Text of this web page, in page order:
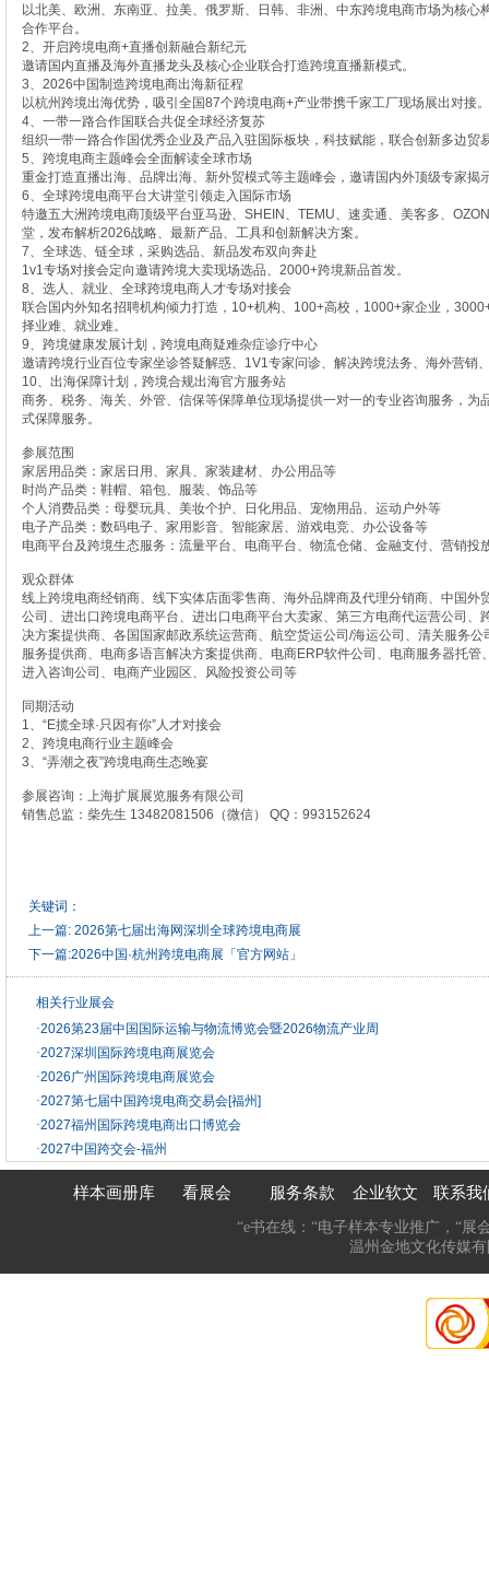
以北美、欧洲、东南亚、拉美、俄罗斯、日韩、非洲、中东跨境电商市场为核心
合作平台。
2、开启跨境电商+直播创新融合新纪元
邀请国内直播及海外直播龙头及核心企业联合打造跨境直播新模式。
3、2026中国制造跨境电商出海新征程
以杭州跨境出海优势，吸引全国87个跨境电商+产业带携千家工厂现场展出对接。
4、一带一路合作国联合共促全球经济复苏
组织一带一路合作国优秀企业及产品入驻国际板块，科技赋能，联合创新多边贸
5、跨境电商主题峰会全面解读全球市场
重金打造直播出海、品牌出海、新外贸模式等主题峰会，邀请国内外顶级专家揭
6、全球跨境电商平台大讲堂引领走入国际市场
特邀五大洲跨境电商顶级平台亚马逊、SHEIN、TEMU、速卖通、美客多、
堂，发布解析2026战略、最新产品、工具和创新解决方案。
7、全球选、链全球，采购选品、新品发布双向奔赴
1v1专场对接会定向邀请跨境大卖现场选品、2000+跨境新品首发。
8、选人、就业、全球跨境电商人才专场对接会
联合国内外知名招聘机构倾力打造，10+机构、100+高校，1000+家企业，
择业难、就业难。
9、跨境健康发展计划，跨境电商疑难杂症诊疗中心
邀请跨境行业百位专家坐诊答疑解惑、1V1专家问诊、解决跨境法务、海外营销
10、出海保障计划，跨境合规出海官方服务站
商务、税务、海关、外管、信保等保障单位现场提供一对一的专业咨询服务，为
式保障服务。
参展范围
家居用品类：家居日用、家具、家装建材、办公用品等
时尚产品类：鞋帽、箱包、服装、饰品等
个人消费品类：母婴玩具、美妆个护、日化用品、宠物用品、运动户外等
电子产品类：数码电子、家用影音、智能家居、游戏电竞、办公设备等
电商平台及跨境生态服务：流量平台、电商平台、物流仓储、金融支付、营销投
观众群体
线上跨境电商经销商、线下实体店面零售商、海外品牌商及代理分销商、中国外
公司、进出口跨境电商平台、进出口电商平台大卖家、第三方电商代运营公司、
决方案提供商、各国国家邮政系统运营商、航空货运公司/海运公司、清关服务
服务提供商、电商多语言解决方案提供商、电商ERP软件公司、电商服务器托管
进入咨询公司、电商产业园区、风险投资公司等
同期活动
1、“E揽全球·只因有你”人才对接会
2、跨境电商行业主题峰会
3、“弄潮之夜”跨境电商生态晚宴
参展咨询：上海扩展展览服务有限公司
销售总监：柴先生 13482081506（微信） QQ：993152624
关键词：
上一篇: 2026第七届出海网深圳全球跨境电商展
下一篇:2026中国·杭州跨境电商展「官方网站」
相关行业展会
·2026第23届中国国际运输与物流博览会暨2026物流产业周
·2027深圳国际跨境电商展览会
·2026广州国际跨境电商展览会
·2027第七届中国跨境电商交易会[福州]
·2027福州国际跨境电商出口博览会
·2027中国跨交会-福州
样本画册库 看展会 服务条款 企业软文 联系我
“e书在线：“电子样本专业推广，“展
温州金地文化传媒